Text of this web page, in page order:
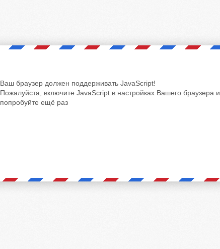
Ваш браузер должен поддерживать JavaScript!
Пожалуйста, включите JavaScript в настройках Вашего браузера и
попробуйте ещё раз